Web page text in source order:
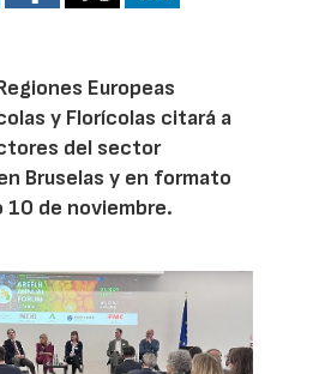
Europeas
y Florícolas citará a
del sector
Bruselas y en formato
10 de noviembre.